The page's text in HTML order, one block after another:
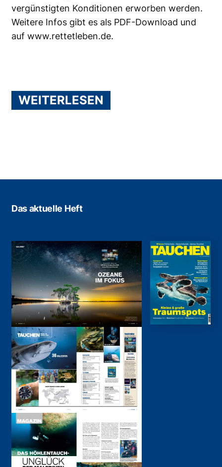
vergünstigten Konditionen erworben werden.
Weitere Infos gibt es als PDF-Download und
auf www.rettetleben.de.
WEITERLESEN
Das aktuelle Heft